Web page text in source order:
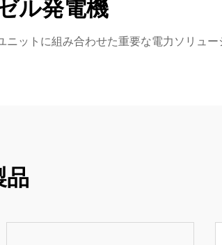
ル発電機
ットに組み合わせた重要な電力ソリュー
品